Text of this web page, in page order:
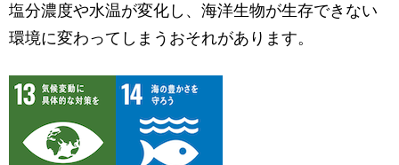
塩分濃度や水温が変化し、海洋生物が生存できない
環境に変わってしまうおそれがあります。